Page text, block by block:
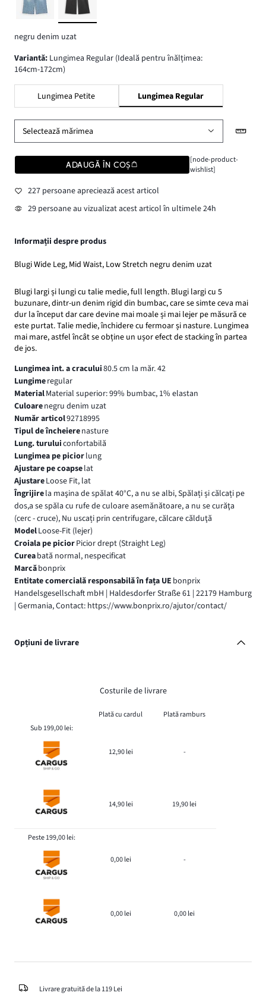
negru denim uzat
variantă: Lungimea Regular (Ideală pentru înălțimea:
164cm-172cm)
Lungimea Petite Lungimea Regular
Selectează mărimea
ADAUGĂ ÎN COȘ
[node-product-
wishlist]
227 persoane apreciează acest articol
29 persoane au vizualizat acest articol în ultimele 24h
Informații despre produs
Blugi Wide Leg, Mid Waist, Low Stretch negru denim uzat
Blugi largi și lungi cu talie medie, full length. Blugi largi cu 5
buzunare, dintr-un denim rigid din bumbac, care se simte ceva mai
dur la început dar care devine mai moale și mai lejer pe măsură ce
este purtat. Talie medie, închidere cu fermoar și nasture. Lungimea
mai mare, astfel încât se obține un ușor efect de stacking în partea
de jos.
Lungimea int. a cracului80.5 cm la măr. 42
Lungimeregular
MaterialMaterial superior: 99% bumbac, 1% elastan
Culoarenegru denim uzat
Număr articol92718995
Tipul de încheierenasture
Lung. turuluiconfortabilă
Lungimea pe piciorlung
Ajustare pe coapselat
AjustareLoose Fit, lat
Îngrijirela maşina de spălat 40°C, a nu se albi, Spălați și călcați pe
dos,a se spăla cu rufe de culoare asemănătoare, a nu se curăţa
(cerc - cruce), Nu uscați prin centrifugare, călcare călduţă
ModelLoose-Fit (lejer)
Croiala pe piciorPicior drept (Straight Leg)
Cureabată normal, nespecificat
Marcăbonprix
Entitate comercială responsabilă în fața UE bonprix
Handelsgesellschaft mbH | Haldesdorfer Straße 61 | 22179 Hamburg
| Germania, Contact: https://www.bonprix.ro/ajutor/contact/
Opțiuni de livrare
Costurile de livrare
Plată cu cardul
Plată ramburs
Sub 199,00 lei:
12,90 lei -
14,90 lei 19,90 lei
Peste 199,00 lei:
0,00 lei -
0,00 lei 0,00 lei
Livrare gratuită de la 119 Lei